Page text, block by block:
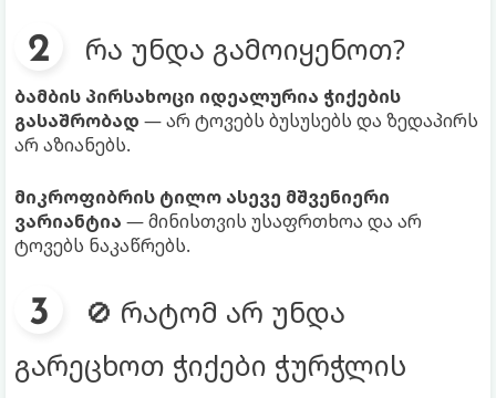
რა უნდა გამოიყენოთ?
ბამბის პირსახოცი იდეალურია ჭიქების
გასაშრობად — არ ტოვებს ბუსუსებს და ზედაპირს
არ აზიანებს.
მიკროფიბრის ტილო ასევე მშვენიერი
ვარიანტია — მინისთვის უსაფრთხოა და არ
ტოვებს ნაკაწრებს.
🚫 რატომ არ უნდა
გარეცხოთ ჭიქები ჭურჭლის